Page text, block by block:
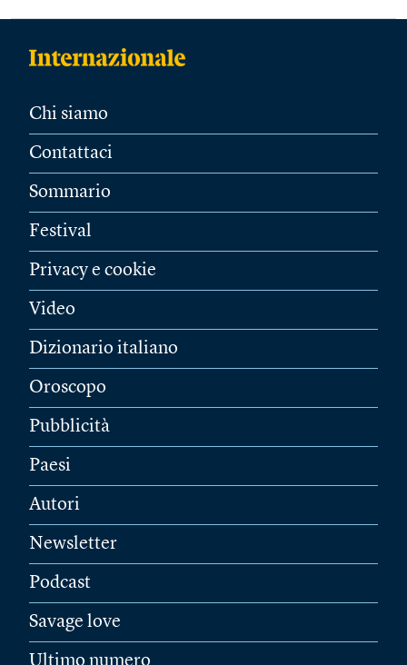
Chi siamo
Contattaci
Sommario
Festival
Privacy e cookie
Video
Dizionario italiano
Oroscopo
Pubblicità
Paesi
Autori
Newsletter
Podcast
Savage love
Ultimo numero